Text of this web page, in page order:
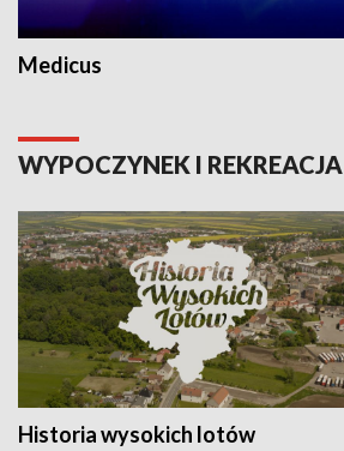
Medicus
WYPOCZYNEK I REKREACJA
Historia wysokich lotów